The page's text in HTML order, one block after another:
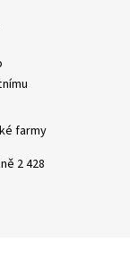
farmy
2 428